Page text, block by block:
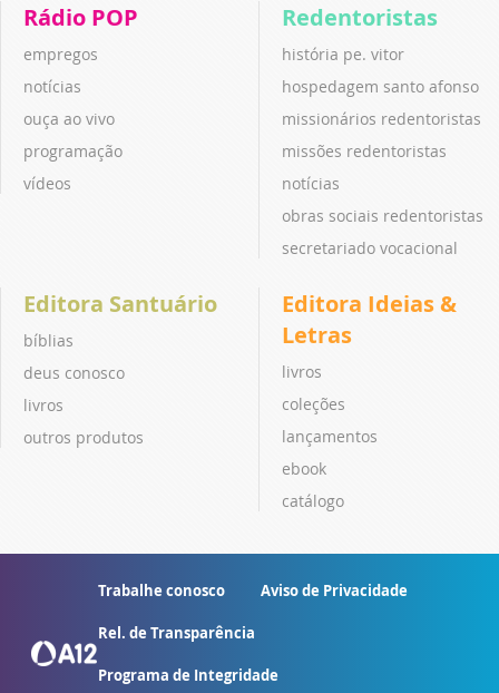
Rádio POP
empregos
notícias
ouça ao vivo
programação
vídeos
Redentoristas
história pe. vitor
hospedagem santo afonso
missionários redentoristas
missões redentoristas
notícias
obras sociais redentoristas
secretariado vocacional
Editora Santuário
bíblias
deus conosco
livros
outros produtos
Editora Ideias &
Letras
livros
coleções
lançamentos
ebook
catálogo
Trabalhe conosco Aviso de Privacidade
Rel. de Transparência
Programa de Integridade